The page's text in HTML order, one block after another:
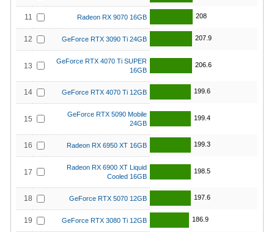
11 Radeon RX 9070 16GB 208
12 GeForce RTX 3090 Ti 24GB 207.9
13
GeForce RTX 4070 Ti SUPER
16GB
206.6
14 GeForce RTX 4070 Ti 12GB 199.6
15
GeForce RTX 5090 Mobile
24GB
199.4
16 Radeon RX 6950 XT 16GB 199.3
17
Radeon RX 6900 XT Liquid
Cooled 16GB
198.5
18 GeForce RTX 5070 12GB 197.6
19 GeForce RTX 3080 Ti 12GB 186.9